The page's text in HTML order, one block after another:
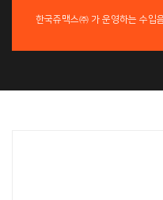
한국쥬맥스㈜ 가 운영하는 수입